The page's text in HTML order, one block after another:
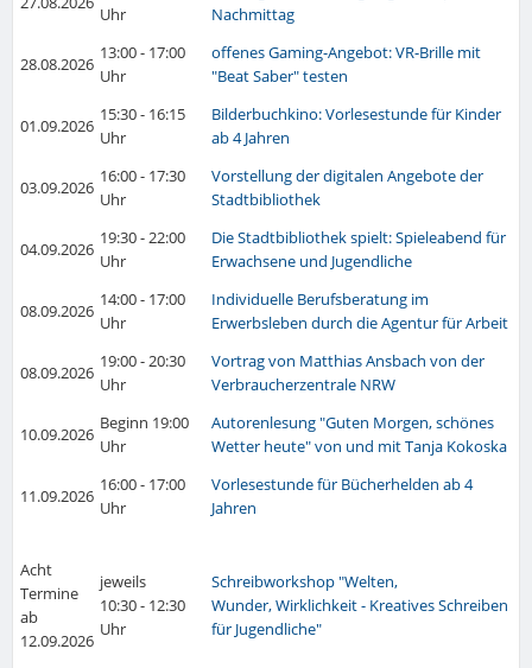
Uhr
Nachmittag
28.08.2026
13:00 - 17:00
Uhr
offenes Gaming-Angebot: VR-Brille mit
"Beat Saber" testen
01.09.2026
15:30 - 16:15
Uhr
Bilderbuchkino: Vorlesestunde für Kinder
ab 4 Jahren
03.09.2026
16:00 - 17:30
Uhr
Vorstellung der digitalen Angebote der
Stadtbibliothek
04.09.2026
19:30 - 22:00
Uhr
Die Stadtbibliothek spielt: Spieleabend für
Erwachsene und Jugendliche
08.09.2026
14:00 - 17:00
Uhr
Individuelle Berufsberatung im
Erwerbsleben durch die Agentur für Arbeit
08.09.2026
19:00 - 20:30
Uhr
Vortrag von Matthias Ansbach von der
Verbraucherzentrale NRW
10.09.2026
Beginn 19:00
Uhr
Autorenlesung "Guten Morgen, schönes
Wetter heute" von und mit Tanja Kokoska
11.09.2026
16:00 - 17:00
Uhr
Vorlesestunde für Bücherhelden ab 4
Jahren
Acht
Termine
ab
12.09.2026
jeweils
10:30 - 12:30
Uhr
Schreibworkshop "Welten,
Wunder, Wirklichkeit - Kreatives Schreiben
für Jugendliche"